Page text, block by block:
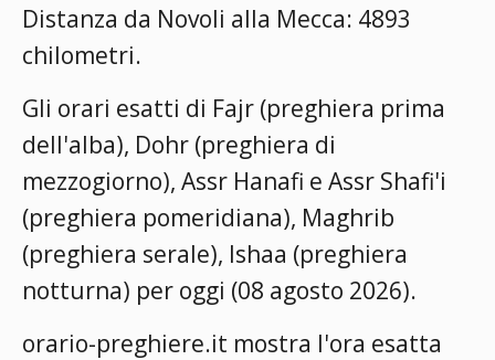
Distanza da Novoli alla Mecca: 4893
chilometri.
Gli orari esatti di Fajr (preghiera prima
dell'alba), Dohr (preghiera di
mezzogiorno), Assr Hanafi e Assr Shafi'i
(preghiera pomeridiana), Maghrib
(preghiera serale), Ishaa (preghiera
notturna) per oggi (08 agosto 2026).
orario-preghiere.it mostra l'ora esatta